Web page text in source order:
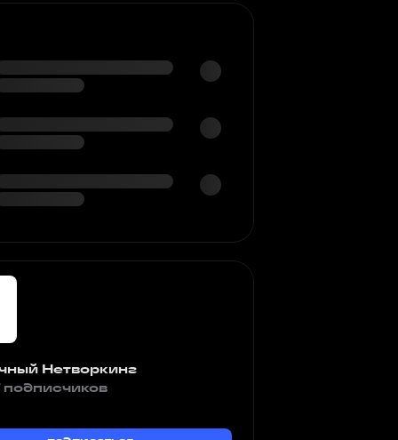
Нетворкинг